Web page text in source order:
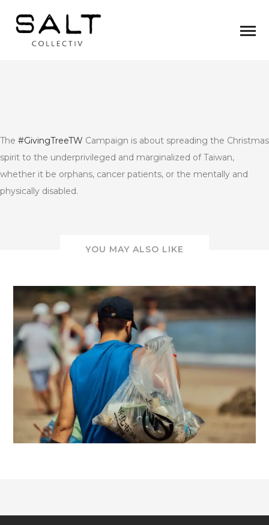
The #GivingTreeTW Campaign is about spreading the Christmas
spirit to the underprivileged and marginalized of Taiwan,
whether it be orphans, cancer patients, or the mentally and
physically disabled.
YOU MAY ALSO LIKE